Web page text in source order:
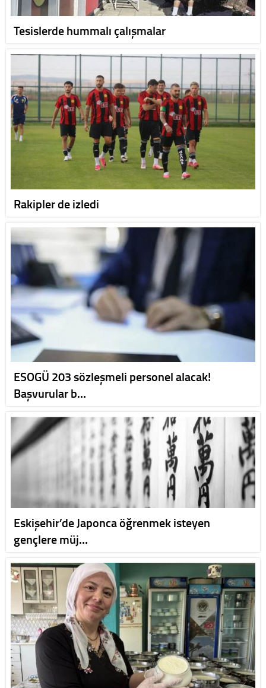
Tesislerde hummalı çalışmalar
Rakipler de izledi
ESOGÜ 203 sözleşmeli personel alacak!
Başvurular b…
Eskişehir’de Japonca öğrenmek isteyen
gençlere müj…